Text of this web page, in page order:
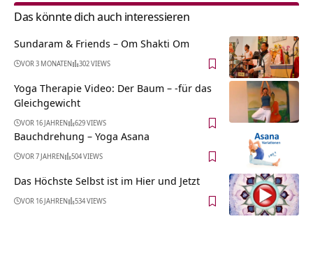
Das könnte dich auch interessieren
Sundaram & Friends – Om Shakti Om
VOR 3 MONATEN 302 VIEWS
Yoga Therapie Video: Der Baum – -für das
Gleichgewicht
VOR 16 JAHREN 629 VIEWS
Bauchdrehung – Yoga Asana
VOR 7 JAHREN 504 VIEWS
Das Höchste Selbst ist im Hier und Jetzt
VOR 16 JAHREN 534 VIEWS